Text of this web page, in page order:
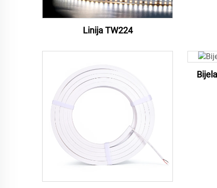
Linija TW224